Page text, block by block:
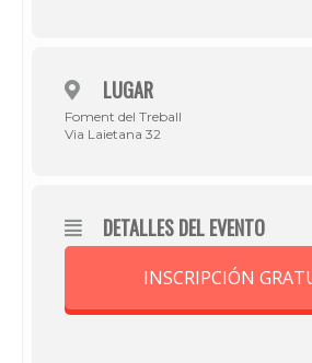
LUGAR
Foment del Treball
Via Laietana 32
DETALLES DEL EVENTO
INSCRIPCIÓN